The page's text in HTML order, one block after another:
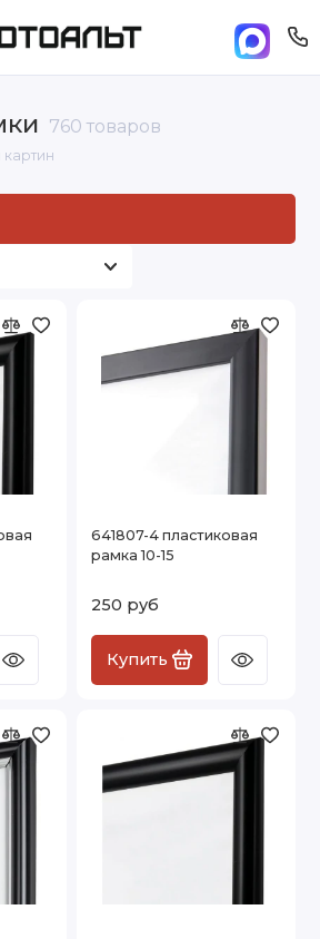
760 товаров
641807-4 пластиковая
рамка 10-15
250 руб
Купить